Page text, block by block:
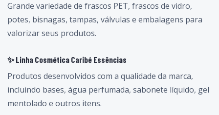
Grande variedade de frascos PET, frascos de vidro,
potes, bisnagas, tampas, válvulas e embalagens para
valorizar seus produtos.
✨ Linha Cosmética Caribé Essências
Produtos desenvolvidos com a qualidade da marca,
incluindo bases, água perfumada, sabonete líquido, gel
mentolado e outros itens.